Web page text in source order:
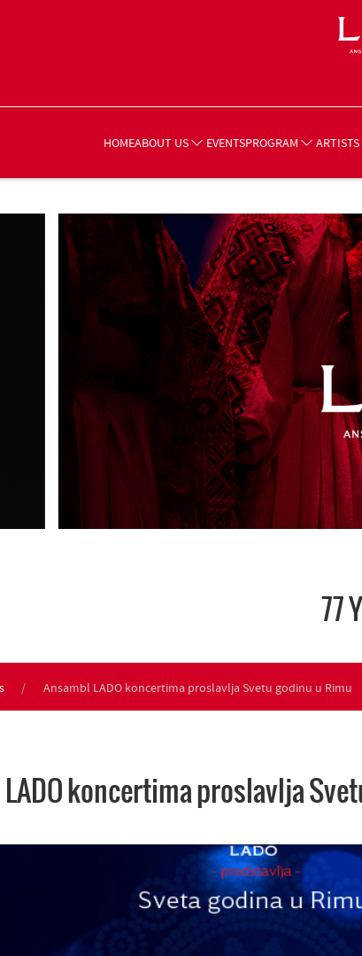
HOMEABOUT US EVENTSPROGRAM ARTISTS
77
Ansambl LADO koncertima proslavlja Svetu godinu u Rimu
koncertima proslavlja